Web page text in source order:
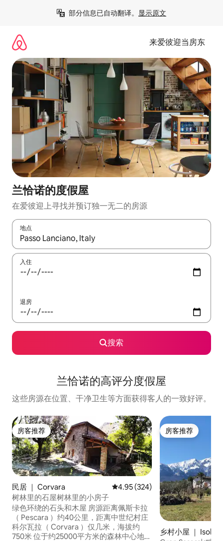
部分信息已自动翻译。 显示原文
来爱彼迎当房东
兰恰诺的度假屋
在爱彼迎上寻找并预订独一无二的房源
地点
如有搜索结果，请使用上下方向键查看，或通过点击或滑动手势
入住
退房
搜索
兰恰诺的高评分度假屋
这些房源在位置、干净卫生等方面获得客人的一致好评。
房客推荐
房客推荐
民居 ｜ Corvara 平均评分 4.95 分（满分 5 分），
4.95 (324)
树林里的石屋树林里的小房子
绿色环绕的石头和木屋 房源距离佩斯卡拉
（ Pescara ）约40公里，距离中世纪村庄
科尔瓦拉（ Corvara ）仅几米，海拔约
750米 位于约25000平方米的森林中心地
房客推荐
房客推荐
乡村小屋 ｜ Isola